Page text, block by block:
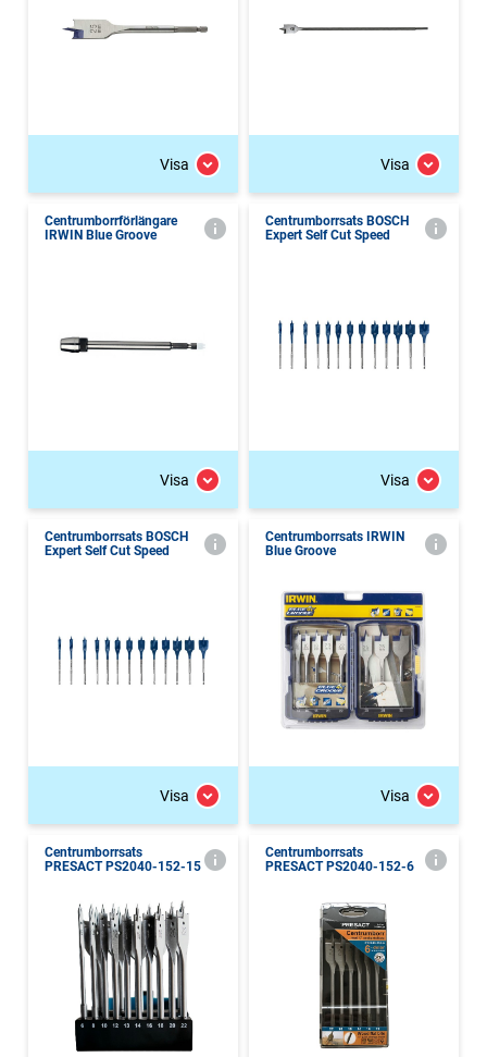
Visa Visa
Centrumborrförlängare
IRWIN Blue Groove
Visa
Centrumborrsats BOSCH
Expert Self Cut Speed
Visa
Centrumborrsats BOSCH
Expert Self Cut Speed
Visa
Centrumborrsats IRWIN
Blue Groove
Visa
Centrumborrsats
PRESACT PS2040-152-15
Centrumborrsats
PRESACT PS2040-152-6